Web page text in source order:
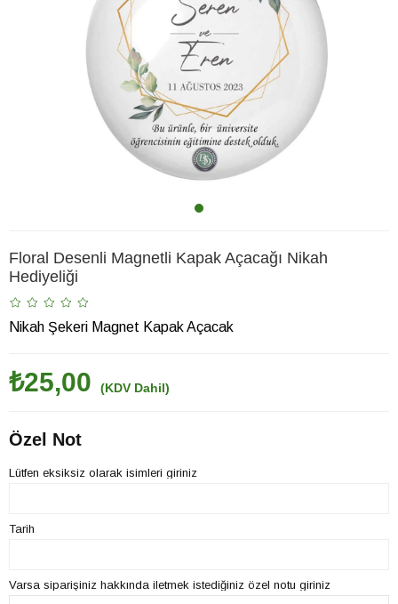
Floral Desenli Magnetli Kapak Açacağı Nikah
Hediyeliği
Nikah Şekeri Magnet Kapak Açacak
₺25,00 (KDV Dahil)
Özel Not
Lütfen eksiksiz olarak isimleri giriniz
Tarih
Varsa siparişiniz hakkında iletmek istediğiniz özel notu giriniz